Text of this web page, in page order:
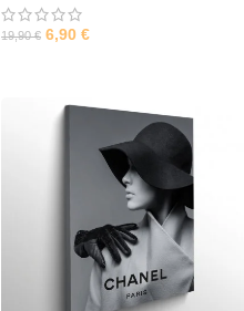
19,90€ 6,90 €